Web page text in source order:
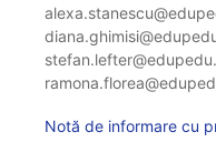
Notă de informare cu